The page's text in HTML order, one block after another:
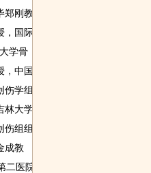
Cadenza
Innovation获世
界经济
郑刚教
，国际
学骨
，中国
伤学组
林大学
伤组组
成教
二医院